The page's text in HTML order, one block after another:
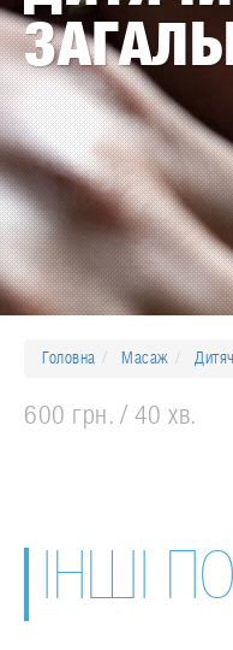
Головна Масаж
600 грн. 40 хв.
ІНШІ